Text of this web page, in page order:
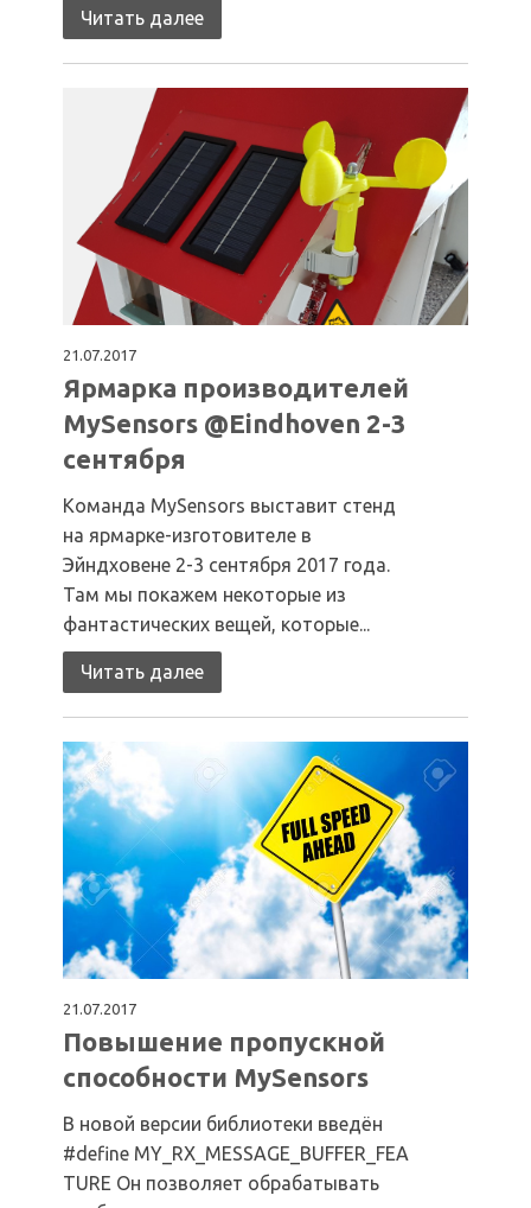
Читать далее
21.07.2017
Ярмарка производителей
MySensors @Eindhoven 2-3
сентября
Команда MySensors выставит стенд
на ярмарке-изготовителе в
Эйндховене 2-3 сентября 2017 года.
Там мы покажем некоторые из
фантастических вещей, которые...
Читать далее
21.07.2017
Повышение пропускной
способности MySensors
В новой версии библиотеки введён
#define MY_RX_MESSAGE_BUFFER_FEA
TURE Он позволяет обрабатывать